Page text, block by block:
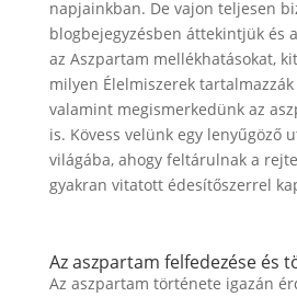
napjainkban. De vajon teljesen
blogbejegyzésben áttekintjük és
az Aszpartam mellékhatásokat,
milyen Élelmiszerek
valamint megismerkedünk az
is. Kövess velünk egy lenyűgöző
világába, ahogy feltárulnak a
gyakran vitatott édesítőszerrel
Az aszpartam felfedezése és
Az aszpartam története igazán